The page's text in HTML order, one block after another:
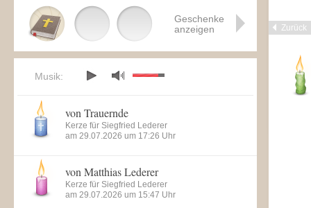
Zurück
Geschenke
anzeigen
Musik:
von Trauernde
Kerze für Siegfried Lederer
am 29.07.2026 um 17:26 Uhr
von Matthias Lederer
Kerze für Siegfried Lederer
am 29.07.2026 um 15:47 Uhr